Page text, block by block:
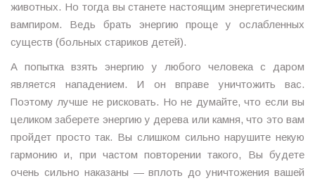
животных. Но тогда вы станете настоящим энергетическим
вампиром. Ведь брать энергию проще у ослабленных
существ (больных стариков детей).
А попытка взять энергию у любого человека с даром
является нападением. И он вправе уничтожить вас.
Поэтому лучше не рисковать. Но не думайте, что если вы
целиком заберете энергию у дерева или камня, что это вам
пройдет просто так. Вы слишком сильно нарушите некую
гармонию и, при частом повторении такого, Вы будете
очень сильно наказаны — вплоть до уничтожения вашей